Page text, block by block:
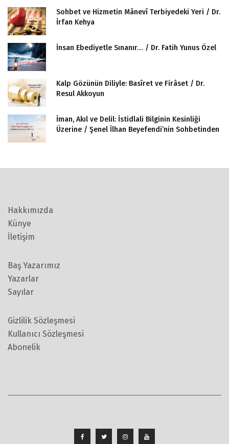
Sohbet ve Hizmetin Mânevî Terbiyedeki Yeri / Dr.
İrfan Kehya
İnsan Ebediyetle Sınanır… / Dr. Fatih Yunus Özel
Kalp Gözünün Diliyle: Basîret ve Firâset / Dr.
Resul Akkoyun
İman, Akıl ve Delil: İstidlali Bilginin Kesinliği
Üzerine / Şenel İlhan Beyefendi’nin Sohbetinden
Hakkımızda
Künye
İletişim
Baş Yazarımız
Yazarlar
Sayılar
Gizlilik Sözleşmesi
Kullanıcı Sözleşmesi
Abonelik